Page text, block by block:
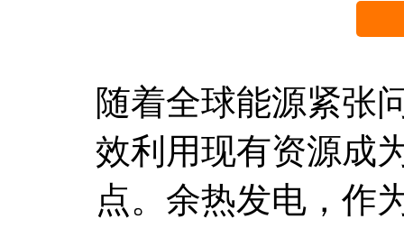
随着全球能源紧张
效利用现有资源成
点。余热发电，作